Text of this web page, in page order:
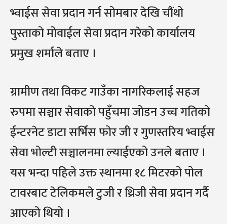
भ्वाईस सेवा प्रदान गर्न सोमबार देखि चौंथो
पुस्ताको मोवाईल सेवा प्रदान गरेको कार्यालय
प्रमुख शर्माले बताए ।
ग्रामीण तथा विकट गाउँका नागरिकलाई सहज
रुपमा सञ्चार सेवाको पहुँचमा जोडन उच्च गतिको
ईन्टरनेट डाटा सर्भिस फोर जी र गुणस्तरिय भ्वाईस
सेवा भोल्टी सञ्चालनमा ल्याईएको उनले बताए ।
यस भन्दा पहिले उक्त स्थानमा १८ मिटरको पोल
टावरबाट टेलिकमले टुजी र थ्रिजी सेवा प्रदान गर्दै
आएको थियो ।